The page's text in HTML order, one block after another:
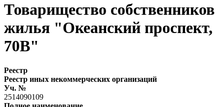
Товарищество собственников
жилья "Океанский проспект,
70В"
Реестр
Реестр иных некоммерческих организаций
Уч. №
2514090109